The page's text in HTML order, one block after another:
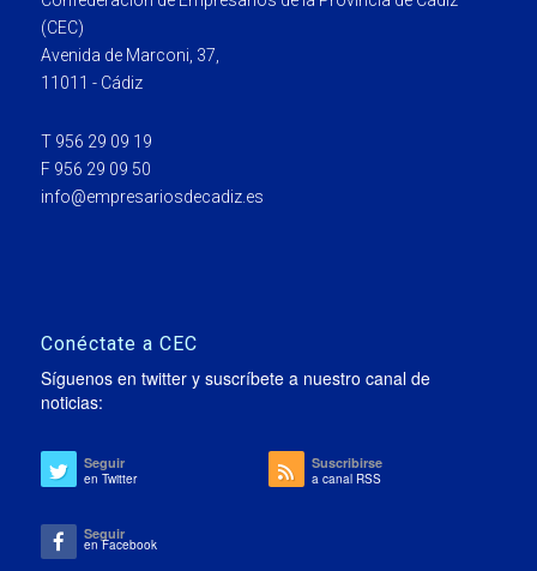
(CEC)
Avenida de Marconi, 37,
11011 - Cádiz
T 956 29 09 19
F 956 29 09 50
info@empresariosdecadiz.es
Conéctate a CEC
Síguenos en twitter y suscríbete a nuestro canal de
noticias:
Seguir
en Twitter
Suscribirse
a canal RSS
Seguir
en Facebook